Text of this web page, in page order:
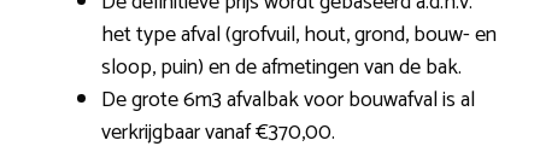
het type afval (grofvuil, hout, grond, bouw- en
sloop, puin) en de afmetingen van de bak.
De grote 6m3 afvalbak voor bouwafval is al
verkrijgbaar vanaf €370,00.